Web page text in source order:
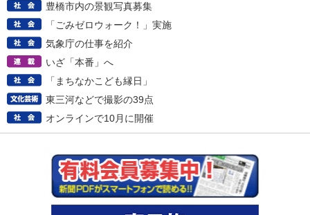
豊橋市内の景観写真募集
「ごみゼロウォーク！」実施
気象庁の仕事を紹介
いざ「本番」へ
「まちなかこども縁日」
東三河などで撮影の39点
オンラインで10月に開催